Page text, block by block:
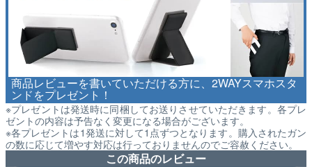
商品レビューを書いていただける方に、2WAYスマホスタ
ンドをプレゼント！
※プレゼントは発送時に同梱してお送りさせていただきます。各プレ
ゼントの内容は予告なく変更になる場合がございます。
※各プレゼントは1発送に対して1点ずつとなります。購入されたガン
の数に応じて増やす対応は行っておりませんのでご容赦ください。
この商品のレビュー